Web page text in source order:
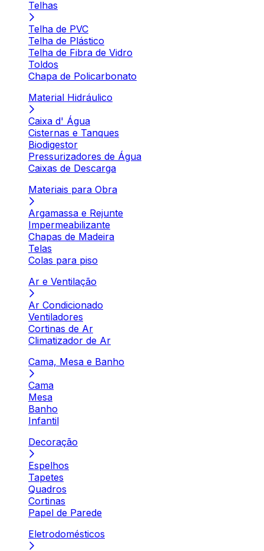
Telhas
Telha de PVC
Telha de Plástico
Telha de Fibra de Vidro
Toldos
Chapa de Policarbonato
Material Hidráulico
Caixa d' Água
Cisternas e Tanques
Biodigestor
Pressurizadores de Água
Caixas de Descarga
Materiais para Obra
Argamassa e Rejunte
Impermeabilizante
Chapas de Madeira
Telas
Colas para piso
Ar e Ventilação
Ar Condicionado
Ventiladores
Cortinas de Ar
Climatizador de Ar
Cama, Mesa e Banho
Cama
Mesa
Banho
Infantil
Decoração
Espelhos
Tapetes
Quadros
Cortinas
Papel de Parede
Eletrodomésticos